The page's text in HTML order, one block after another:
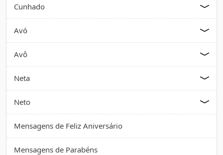
Cunhado
Avó
Avô
Neta
Neto
Mensagens de Feliz Aniversário
Mensagens de Parabéns